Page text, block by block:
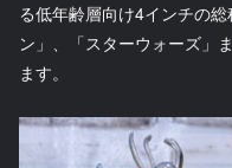
る低年齢層向け4インチの
ン」、「スターウォーズ」
ます。